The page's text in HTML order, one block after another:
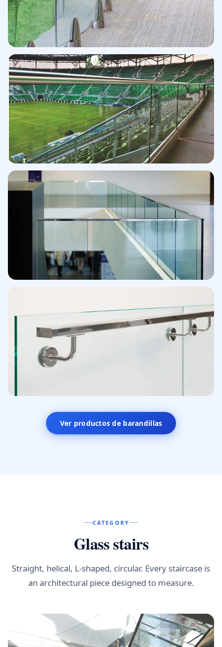
Sistema pinzas 6000
Diseño premium
Perfil superior 3kN
Alta resistencia certificada
Barandilla · Terraza
Exterior · Acero y vidrioVer productos de barandillas
CATEGORY
Glass stairs
Straight, helical, L-shaped, circular. Every staircase is
an architectural piece designed to measure.